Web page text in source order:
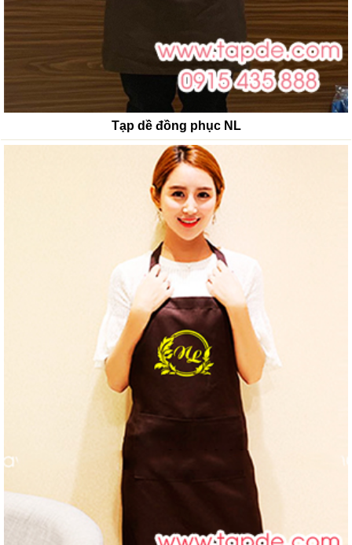
Tạp dề đồng phục NL